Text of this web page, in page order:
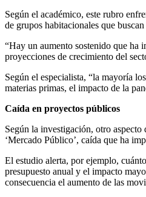
Según el académico, este rubro
de grupos habitacionales que
“Hay un aumento sostenido que ha
proyecciones de crecimiento del
Según el especialista, “la mayoría
materias primas, el impacto de la
Caída en proyectos públicos
Según la investigación, otro
‘Mercado Público’, caída que ha
El estudio alerta, por ejemplo,
presupuesto anual y el impacto
consecuencia el aumento de las